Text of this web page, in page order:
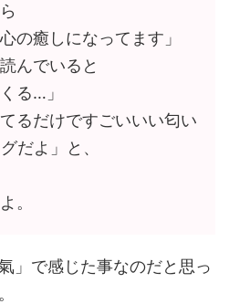
の癒しになってます」
んでいると
る…」
るだけですごいいい匂い
だよ」と、
。
」で感じた事なのだと思っ